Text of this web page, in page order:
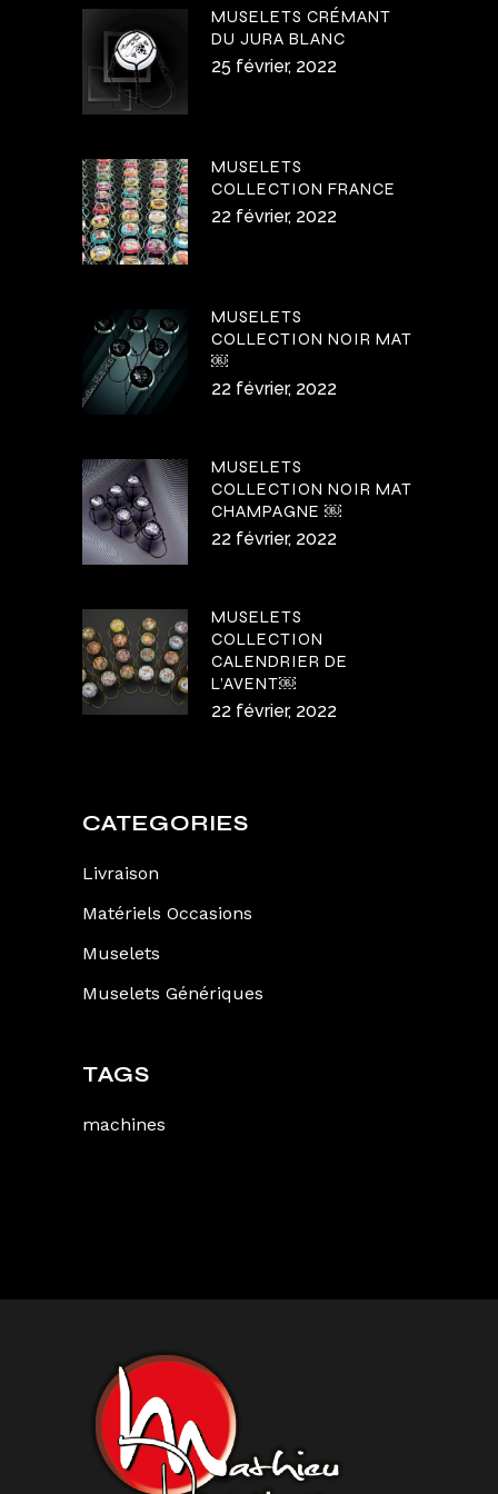
MUSELETS CRÉMANT
DU JURA BLANC
25 février, 2022
MUSELETS
COLLECTION FRANCE
22 février, 2022
MUSELETS
COLLECTION NOIR MAT
￼
22 février, 2022
MUSELETS
COLLECTION NOIR MAT
CHAMPAGNE ￼
22 février, 2022
MUSELETS
COLLECTION
CALENDRIER DE
L’AVENT￼
22 février, 2022
CATEGORIES
Livraison
Matériels Occasions
Muselets
Muselets Génériques
TAGS
machines